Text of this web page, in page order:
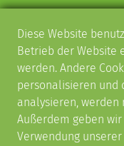
Kulturveranstaltungen
Schorndorfer
SkulpTOUR –
AKTUELLES
Melden Sie sich zu
über unsere
Diese Website
Betrieb der Website
werden. Andere
personalisieren und
analysieren, werden
Außerdem geben
Verwendung